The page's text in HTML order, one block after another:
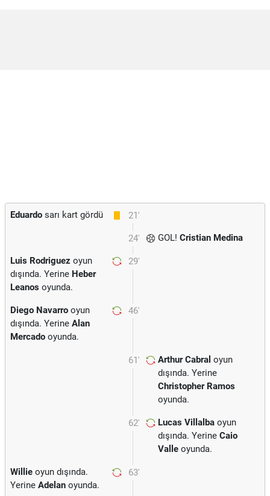
21'
Eduardo sarı kart gördü
24' GOL! Cristian Medina
29'
Luis Rodriguez oyun
dışında. Yerine Heber
Leanos oyunda.
46'
Diego Navarro oyun
dışında. Yerine Alan
Mercado oyunda.
61' Arthur Cabral oyun
dışında. Yerine
Christopher Ramos
oyunda.
62' Lucas Villalba oyun
dışında. Yerine Caio
Valle oyunda.
63'
Willie oyun dışında.
Yerine Adelan oyunda.